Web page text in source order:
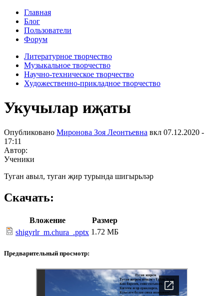
Главная
Блог
Пользователи
Форум
Литературное творчество
Музыкальное творчество
Научно-техническое творчество
Художественно-прикладное творчество
Укучылар иҗаты
Опубликовано Миронова Зоя Леонтьевна вкл 07.12.2020 -
17:11
Автор:
Ученики
Туган авыл, туган җир турында шигырьләр
Скачать:
Вложение
Размер
shigyrlr_m.chura_.pptx 1.72 МБ
Предварительный просмотр: